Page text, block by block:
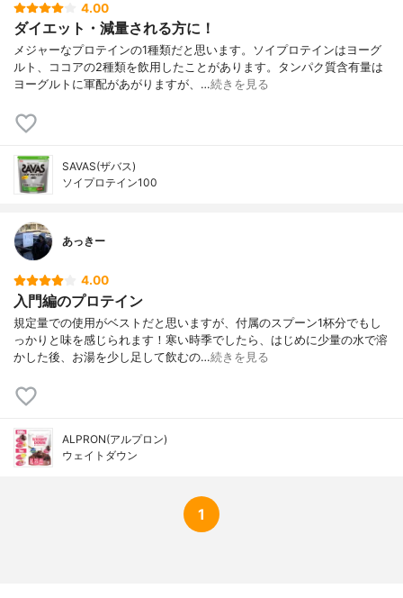
4.00
ダイエット・減量される方に！
メジャーなプロテインの1種類だと思います。ソイプロテインはヨーグ
ルト、ココアの2種類を飲用したことがあります。タンパク質含有量は
ヨーグルトに軍配があがりますが、…続きを見る
SAVAS(ザバス)
ソイプロテイン100
あっきー
4.00
入門編のプロテイン
規定量での使用がベストだと思いますが、付属のスプーン1杯分でもし
っかりと味を感じられます！寒い時季でしたら、はじめに少量の水で溶
かした後、お湯を少し足して飲むの…続きを見る
ALPRON(アルプロン)
ウェイトダウン
1